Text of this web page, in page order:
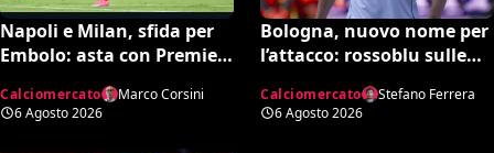
Napoli e Milan, sfida per
Embolo: asta con Premier
e MLS, il prezzo
Calciomercato
Marco Corsini
6 Agosto 2026
Bologna, nuovo nome per
l’attacco: rossoblu sulle
Calciomercato
Stefano Ferrera
6 Agosto 2026